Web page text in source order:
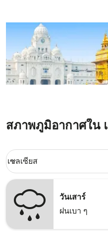
สภาพภูมิอากาศใน
Weather unit option เซลเซีย
เซลเซียส
keyboard_arrow_down
วันเสาร์
ฝนเบา ๆ